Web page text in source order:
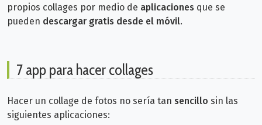
propios collages por medio de aplicaciones que se
pueden descargar gratis desde el móvil.
7 app para hacer collages
Hacer un collage de fotos no sería tan sencillo sin las
siguientes aplicaciones: